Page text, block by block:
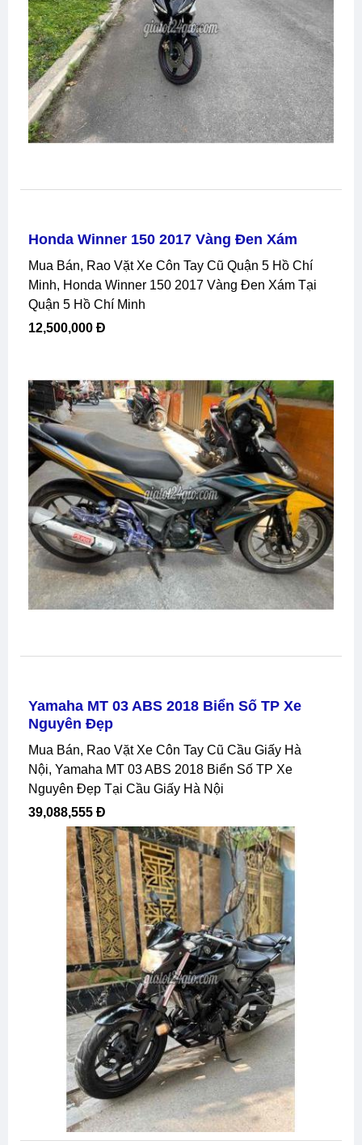
Honda Winner 150 2017 Vàng Đen Xám
Mua Bán, Rao Vặt Xe Côn Tay Cũ Quận 5 Hồ Chí
Minh, Honda Winner 150 2017 Vàng Đen Xám Tại
Quận 5 Hồ Chí Minh
12,500,000 Đ
Yamaha MT 03 ABS 2018 Biển Số TP Xe
Nguyên Đẹp
Mua Bán, Rao Vặt Xe Côn Tay Cũ Cầu Giấy Hà
Nội, Yamaha MT 03 ABS 2018 Biển Số TP Xe
Nguyên Đẹp Tại Cầu Giấy Hà Nội
39,088,555 Đ